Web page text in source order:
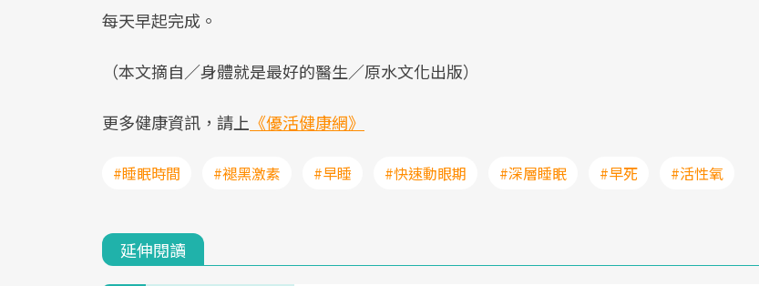
每天早起完成。
（本文摘自／身體就是最好的醫生／原水文化出版）
更多健康資訊，請上 《優活健康網》
#睡眠時間 #褪黑激素 #早睡 #快速動眼期 #深層睡眠 #早死 #活性氧
延伸閱讀